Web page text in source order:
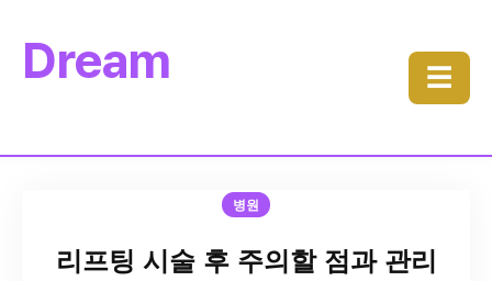
Dream ☰
병원
리프팅 시술 후 주의할 점과 관리